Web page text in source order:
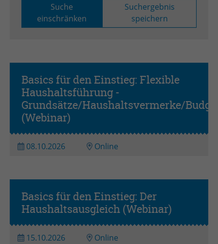
Suche
einschränken
Suchergebnis
speichern
Basics für den Einstieg: Flexible
Haushaltsführung -
Grundsätze/Haushaltsvermerke/
(Webinar)
08.10.2026 Online
Basics für den Einstieg: Der
Haushaltsausgleich (Webinar)
15.10.2026 Online
Laufzeit Session
Name be_lastLoginProvider
Anbieter TYPO3
Laufzeit 1 Monat
TYPO3
Laufzeit Session
Zweck Admin-Login Redaktionssystem